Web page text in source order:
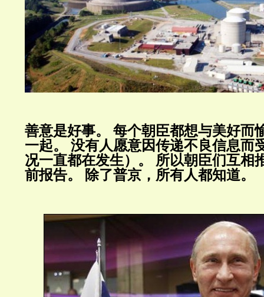
善意是好事。
每个朝臣都想与美好而
一起。
没有人愿意因传递不良信息而
况一直都在发生）。
所以朝臣们互相
前报告。
除了普京，所有人都知道。